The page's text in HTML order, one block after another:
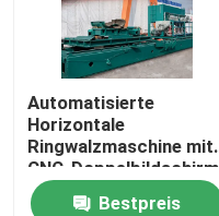
Automatisierte
Horizontale
Ringwalzmaschine mit
CNC-Doppelbildschirm
Bestpreis